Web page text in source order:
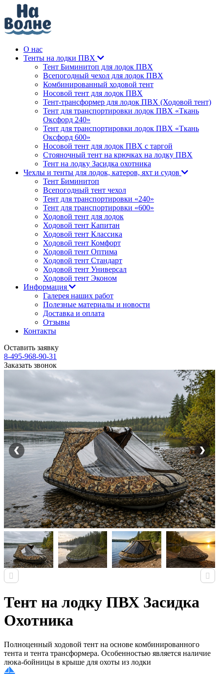
О нас
Тенты на лодки ПВХ
Тент Биминитоп для лодок ПВХ
Всепогодный чехол для лодок ПВХ
Комбинированный ходовой тент
Носовой тент для лодок ПВХ
Тент-трансформер для лодок ПВХ (Ходовой тент)
Тент для транспортировки лодок ПВХ «Ткань
Оксфорд 240»
Тент для транспортировки лодок ПВХ «Ткань
Оксфорд 600»
Носовой тент для лодок ПВХ с таргой
Стояночный тент на крючках на лодку ПВХ
Тент на лодку Засидка охотника
Чехлы и тенты для лодок, катеров, яхт и судов
Тент Биминитоп
Всепогодный тент чехол
Тент для транспортировки «240»
Тент для транспортировки «600»
Ходовой тент для лодок
Ходовой тент Капитан
Ходовой тент Классика
Ходовой тент Комфорт
Ходовой тент Оптима
Ходовой тент Стандарт
Ходовой тент Универсал
Ходовой тент Эконом
Информация
Галерея наших работ
Полезные материалы и новости
Доставка и оплата
Отзывы
Контакты
Оставить заявку
8-495-968-90-31
Заказать звонок
Тент на лодку ПВХ Засидка
Охотника
Полноценный ходовой тент на основе комбинированного
тента и тента трансформера. Особенностью является наличие
люка-бойницы в крыше для охоты из лодки